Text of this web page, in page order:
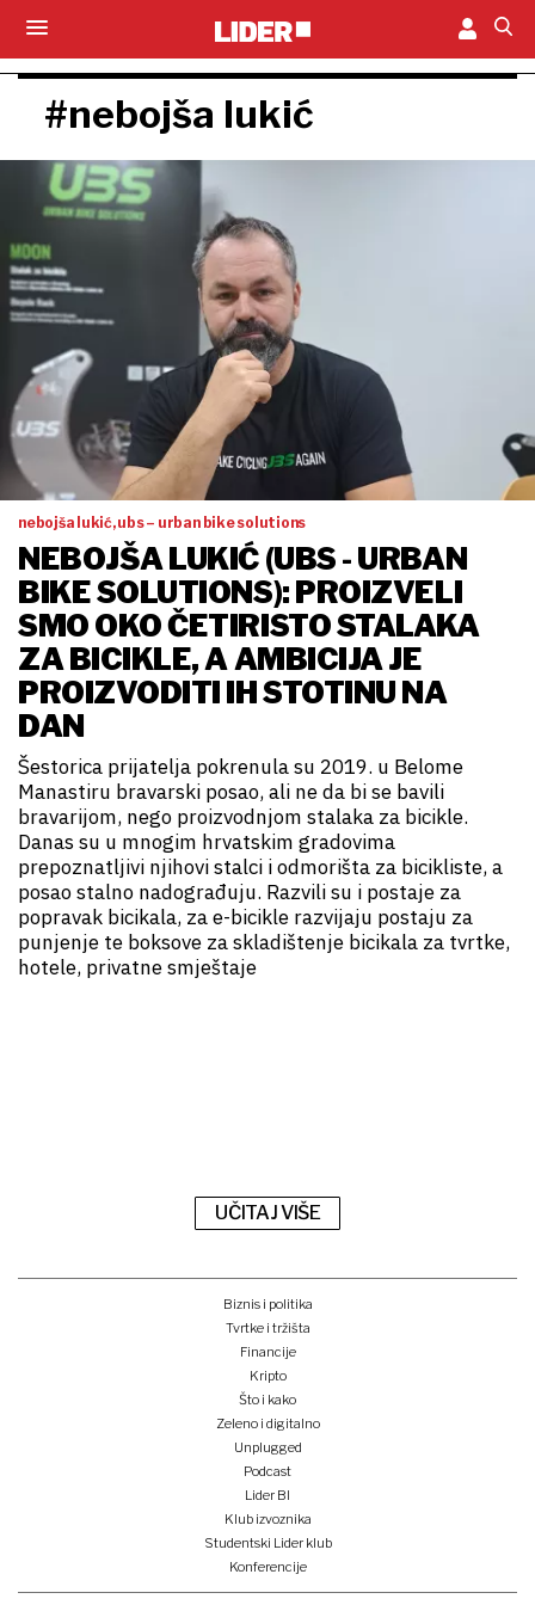
#nebojša lukić
nebojša lukić, ubs – urban bike solutions
NEBOJŠA LUKIĆ (UBS - URBAN
BIKE SOLUTIONS): PROIZVELI
SMO OKO ČETIRISTO STALAKA
ZA BICIKLE, A AMBICIJA JE
PROIZVODITI IH STOTINU NA
DAN
Šestorica prijatelja pokrenula su 2019. u Belome
Manastiru bravarski posao, ali ne da bi se bavili
bravarijom, nego proizvodnjom stalaka za bicikle.
Danas su u mnogim hrvatskim gradovima
prepoznatljivi njihovi stalci i odmorišta za bicikliste, a
posao stalno nadograđuju. Razvili su i postaje za
popravak bicikala, za e-bicikle razvijaju postaju za
punjenje te boksove za skladištenje bicikala za tvrtke,
hotele, privatne smještaje
UČITAJ VIŠE
Biznis i politika
Tvrtke i tržišta
Financije
Kripto
Što i kako
Zeleno i digitalno
Unplugged
Podcast
Lider BI
Klub izvoznika
Studentski Lider klub
Konferencije